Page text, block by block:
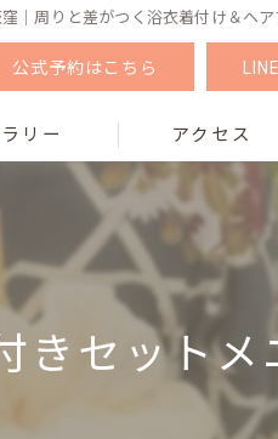
｜周りと差がつく浴衣着付け＆ヘ
公式予約はこちら
リー アクセス
きセットメ